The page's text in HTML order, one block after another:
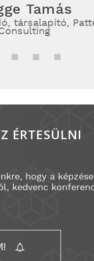
Tamás
társalapító,
ÉRTESÜLNI
hogy a
kedvenc